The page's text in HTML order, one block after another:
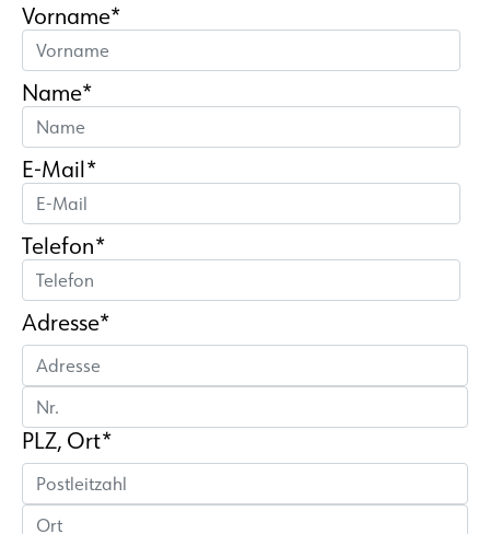
Vorname*
Name*
E-Mail*
Telefon*
Adresse*
PLZ, Ort*